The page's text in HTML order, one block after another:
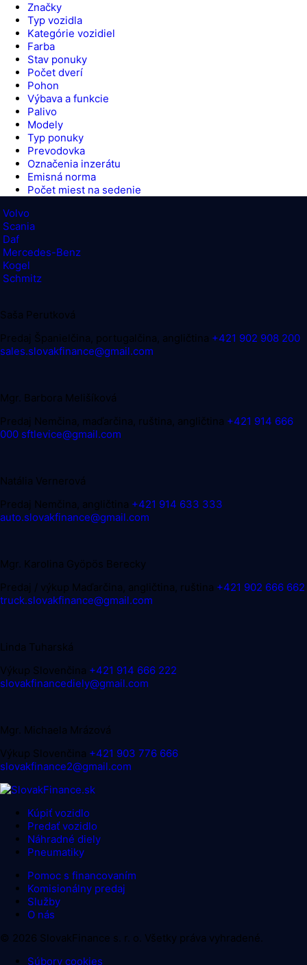
Značky
Typ vozidla
Kategórie vozidiel
Farba
Stav ponuky
Počet dverí
Pohon
Výbava a funkcie
Palivo
Modely
Typ ponuky
Prevodovka
Označenia inzerátu
Emisná norma
Počet miest na sedenie
Volvo
Scania
Daf
Mercedes-Benz
Kogel
Schmitz
Saša Perutková
Predaj Španielčina, portugalčina, angličtina +421 902 908 200
sales.slovakfinance@gmail.com
Mgr. Barbora Melišíková
Predaj Nemčina, maďarčina, ruština, angličtina +421 914 666
000 sftlevice@gmail.com
Natália Vernerová
Predaj Nemčina, angličtina +421 914 633 333
auto.slovakfinance@gmail.com
Mgr. Karolina Gyöpös Berecky
Predaj / výkup Maďarčina, angličtina, ruština +421 902 666 662
truck.slovakfinance@gmail.com
Linda Tuharská
Výkup Slovenčina +421 914 666 222
slovakfinancediely@gmail.com
Mgr. Michaela Mrázová
Výkup Slovenčina +421 903 776 666
slovakfinance2@gmail.com
Kúpiť vozidlo
Predať vozidlo
Náhradné diely
Pneumatiky
Pomoc s financovaním
Komisionálny predaj
Služby
O nás
© 2026 SlovakFinance s. r. o. Všetky práva vyhradené.
Súbory cookies